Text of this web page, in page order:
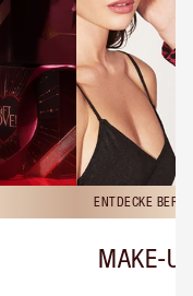
ENTDECKE
MAKE-